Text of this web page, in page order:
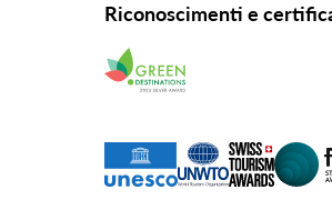
Riconoscimenti e